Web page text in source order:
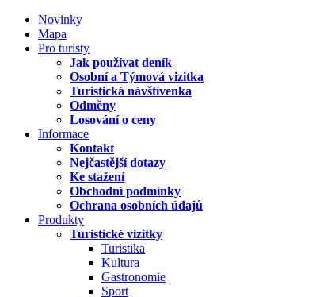
Novinky
Mapa
Pro turisty
Jak používat deník
Osobní a Týmová vizitka
Turistická návštívenka
Odměny
Losování o ceny
Informace
Kontakt
Nejčastější dotazy
Ke stažení
Obchodní podmínky
Ochrana osobních údajů
Produkty
Turistické vizitky
Turistika
Kultura
Gastronomie
Sport